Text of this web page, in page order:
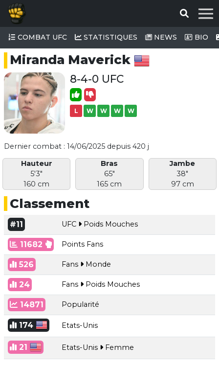
COMBAT UFC STATISTIQUES NEWS BIO
Miranda Maverick
8-4-0 UFC
L W W W W
Dernier combat : 14/06/2025 depuis 420 j
Hauteur
5'3"
160 cm
Bras
65"
165 cm
Jambe
38"
97 cm
Classement
#11 UFC Poids Mouches
11682 Points Fans
526 Fans Monde
24 Fans Poids Mouches
14871 Popularité
174 Etats-Unis
21 Etats-Unis Femme